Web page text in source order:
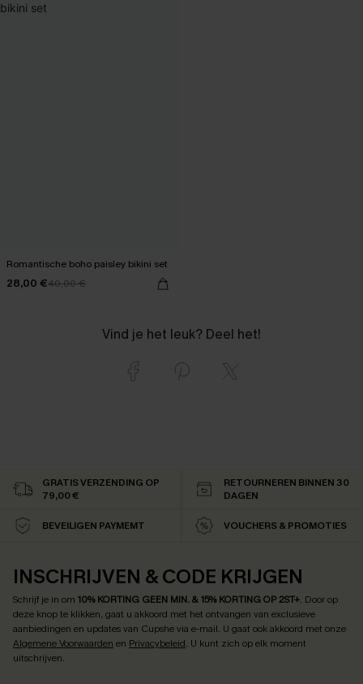
Romantische boho paisley bikini set
28,00 €40,00 €
Vind je het leuk? Deel het!
GRATIS VERZENDING OP
79,00 €
RETOURNEREN BINNEN 30
DAGEN
BEVEILIGEN PAYMEMT VOUCHERS & PROMOTIES
INSCHRIJVEN & CODE KRIJGEN
Schrijf je in om 10% KORTING GEEN MIN. & 15% KORTING OP 2ST+. Door op
deze knop te klikken, gaat u akkoord met het ontvangen van exclusieve
aanbiedingen en updates van Cupshe via e-mail. U gaat ook akkoord met onze
Algemene Voorwaarden en Privacybeleid. U kunt zich op elk moment
uitschrijven.